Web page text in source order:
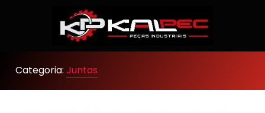
Categoria: Juntas